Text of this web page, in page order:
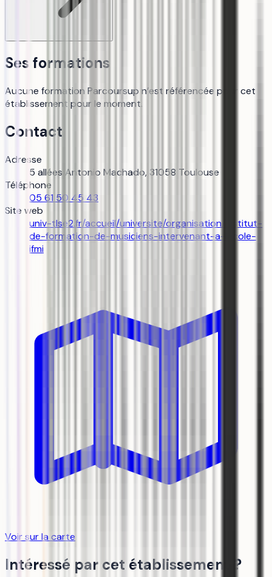
Ses formations
Aucune formation Parcoursup n’est référencée pour cet
établissement pour le moment.
Contact
Adresse
5 allées Antonio Machado, 31058 Toulouse
Téléphone
05 61 50 45 43
Site web
univ-tlse2.fr/accueil/universite/organisation/institut-
de-formation-de-musiciens-intervenant-a-lecole-
ifmi
Voir sur la carte
Intéressé par cet établissement ?